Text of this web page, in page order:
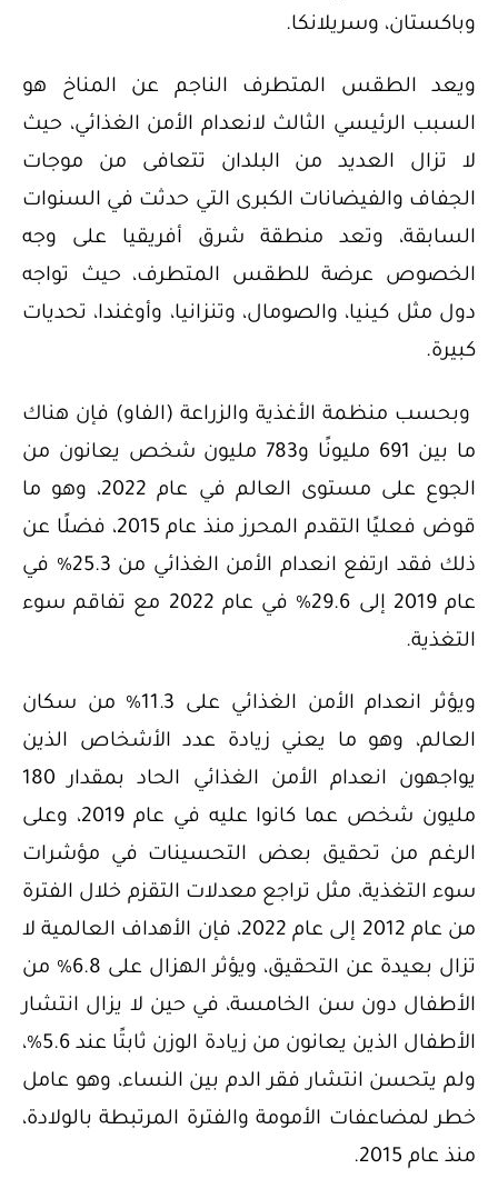
وباكستان، وسريلانكا.
ويعد الطقس المتطرف الناجم عن المناخ هو
السبب الرئيسي الثالث لانعدام الأمن الغذائي، حيث
لا تزال العديد من البلدان تتعافى من موجات
الجفاف والفيضانات الكبرى التي حدثت في السنوات
السابقة، وتعد منطقة شرق أفريقيا على وجه
الخصوص عرضة للطقس المتطرف، حيث تواجه
دول مثل كينيا، والصومال، وتنزانيا، وأوغندا، تحديات
كبيرة.
وبحسب منظمة الأغذية والزراعة (الفاو) فإن هناك
ما بين 691 مليونًا و783 مليون شخص يعانون من
الجوع على مستوى العالم في عام 2022، وهو ما
قوض فعليًا التقدم المحرز منذ عام 2015، فضلًا عن
ذلك فقد ارتفع انعدام الأمن الغذائي من 25.3% في
عام 2019 إلى 29.6% في عام 2022 مع تفاقم سوء
التغذية.
ويؤثر انعدام الأمن الغذائي على 11.3% من سكان
العالم، وهو ما يعني زيادة عدد الأشخاص الذين
يواجهون انعدام الأمن الغذائي الحاد بمقدار 180
مليون شخص عما كانوا عليه في عام 2019، وعلى
الرغم من تحقيق بعض التحسينات في مؤشرات
سوء التغذية، مثل تراجع معدلات التقزم خلال الفترة
من عام 2012 إلى عام 2022، فإن الأهداف العالمية لا
تزال بعيدة عن التحقيق، ويؤثر الهزال على 6.8% من
الأطفال دون سن الخامسة، في حين لا يزال انتشار
الأطفال الذين يعانون من زيادة الوزن ثابتًا عند 5.6%،
ولم يتحسن انتشار فقر الدم بين النساء، وهو عامل
خطر لمضاعفات الأمومة والفترة المرتبطة بالولادة،
منذ عام 2015.